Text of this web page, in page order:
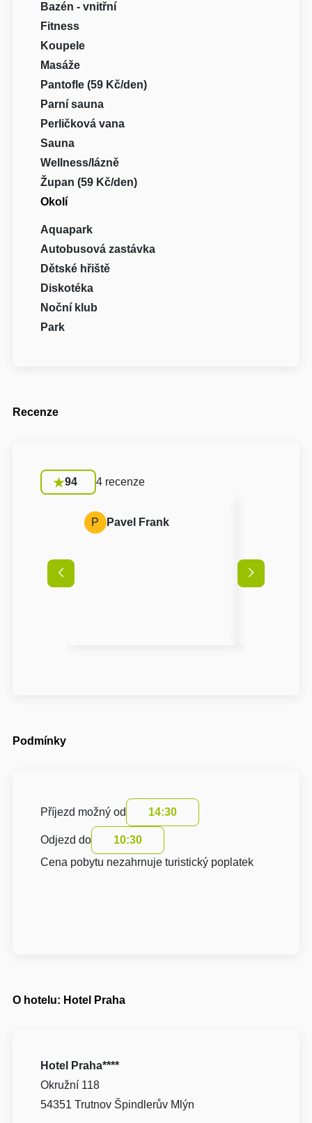
Bazén - vnitřní
Fitness
Koupele
Masáže
Pantofle (59 Kč/den)
Parní sauna
Perličková vana
Sauna
Wellness/lázně
Župan (59 Kč/den)
Okolí
Aquapark
Autobusová zastávka
Dětské hřiště
Diskotéka
Noční klub
Park
Recenze
94 4 recenze
P Pavel Frank
Podmínky
Příjezd možný od 14:30
Odjezd do
10:30
Cena pobytu nezahrnuje turistický poplatek
O hotelu: Hotel Praha
Hotel Praha****
Okružní 118
54351 Trutnov Špindlerův Mlýn